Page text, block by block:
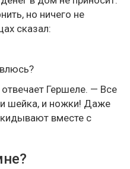
но ничего не
сказал:
Гершеле. — Все
шейка, и ножки! Даже
вместе с